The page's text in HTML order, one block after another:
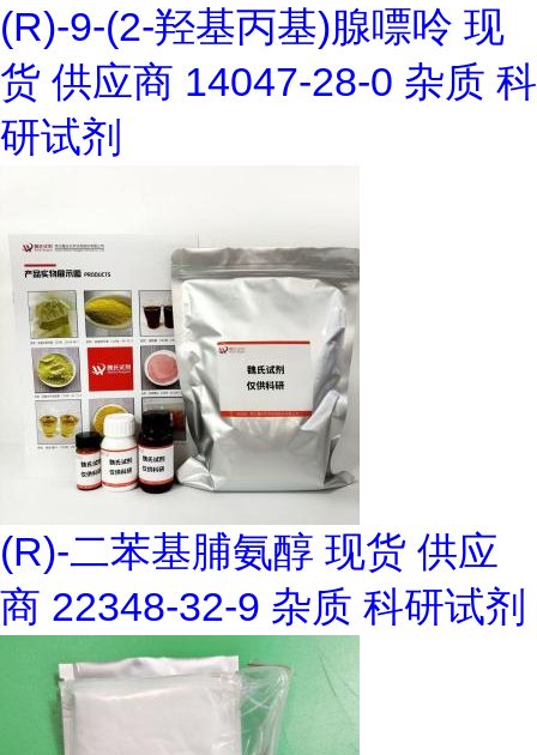
(R)-9-(2-羟基丙基)腺嘌呤 现
货 供应商 14047-28-0 杂质 科
研试剂
(R)-二苯基脯氨醇 现货 供应
商 22348-32-9 杂质 科研试剂